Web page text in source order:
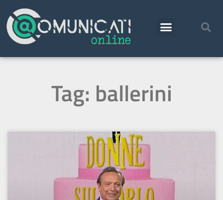
Tag: ballerini